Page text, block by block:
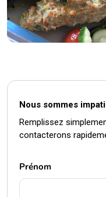
Nous sommes
Remplissez
contacterons
Prénom